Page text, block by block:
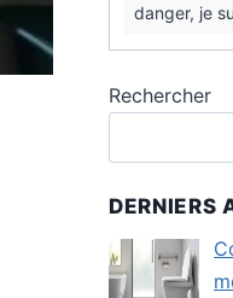
danger, je
Rechercher
DERNIERS